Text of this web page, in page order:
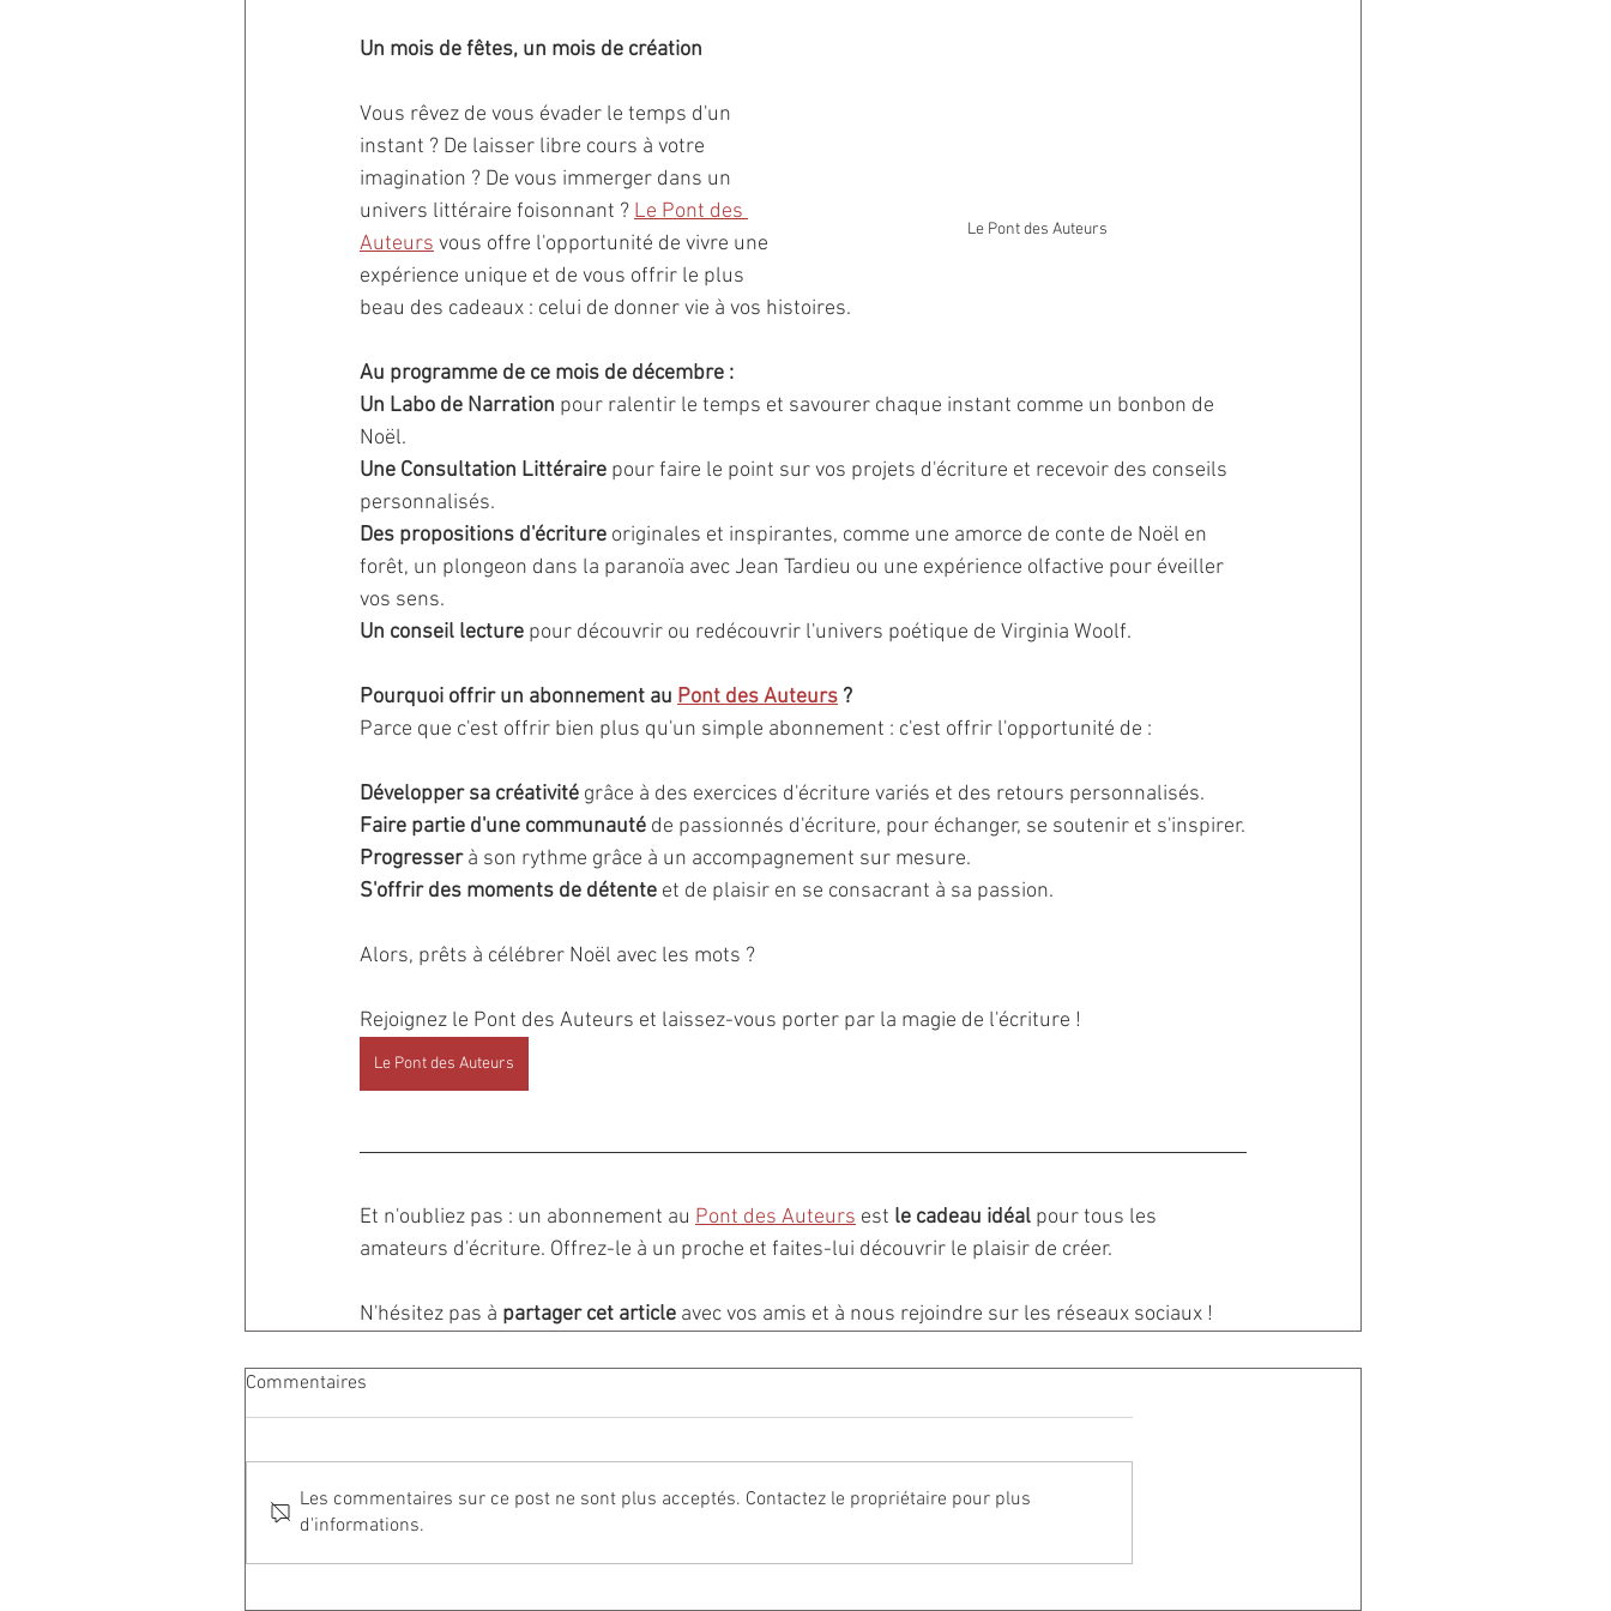
Le Pont des Auteurs
Un mois de fêtes, un mois de création
Vous rêvez de vous évader le temps d'un
instant ? De laisser libre cours à votre
imagination ? De vous immerger dans un
univers littéraire foisonnant ? Le Pont des
Auteurs vous offre l'opportunité de vivre une
expérience unique et de vous offrir le plus
beau des cadeaux : celui de donner vie à vos histoires.
Au programme de ce mois de décembre :
Un Labo de Narration pour ralentir le temps et savourer chaque instant comme un bonbon de
Noël.
Une Consultation Littéraire pour faire le point sur vos projets d'écriture et recevoir des conseils
personnalisés.
Des propositions d'écriture originales et inspirantes, comme une amorce de conte de Noël en
forêt, un plongeon dans la paranoïa avec Jean Tardieu ou une expérience olfactive pour éveiller
vos sens.
Un conseil lecture pour découvrir ou redécouvrir l'univers poétique de Virginia Woolf.
Pourquoi offrir un abonnement au Pont des Auteurs ?
Parce que c'est offrir bien plus qu'un simple abonnement : c'est offrir l'opportunité de :
Développer sa créativité grâce à des exercices d'écriture variés et des retours personnalisés.
Faire partie d'une communauté de passionnés d'écriture, pour échanger, se soutenir et s'inspirer.
Progresser à son rythme grâce à un accompagnement sur mesure.
S'offrir des moments de détente et de plaisir en se consacrant à sa passion.
Alors, prêts à célébrer Noël avec les mots ?
Rejoignez le Pont des Auteurs et laissez-vous porter par la magie de l'écriture !
Le Pont des Auteurs
Et n'oubliez pas : un abonnement au Pont des Auteurs est le cadeau idéal pour tous les
amateurs d'écriture. Offrez-le à un proche et faites-lui découvrir le plaisir de créer.
N'hésitez pas à partager cet article avec vos amis et à nous rejoindre sur les réseaux sociaux !
Commentaires
Les commentaires sur ce post ne sont plus acceptés. Contactez le propriétaire pour plus
d'informations.